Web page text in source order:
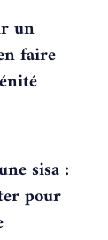
un
faire
sisa :
pour